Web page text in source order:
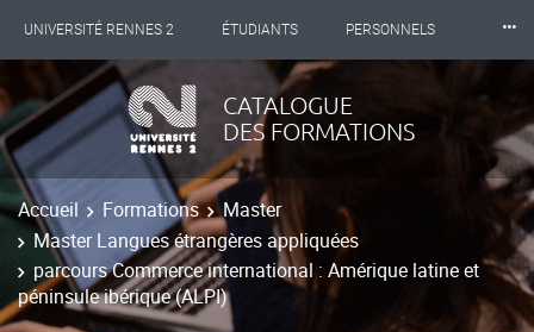
UNIVERSITÉ RENNES 2 ÉTUDIANTS PERSONNELS
INTERNATIONAL PROFESSIONNELS
LES NOUVELLES DE RENNES 2
⸱⸱⸱
CATALOGUE
DES FORMATIONS
Accueil Formations
Master
Master Langues étrangères appliquées
parcours Commerce international : Amérique latine et
péninsule ibérique (ALPI)